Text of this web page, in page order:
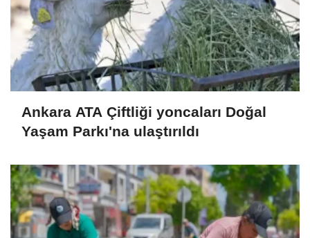
Ankara ATA Çiftliği yoncaları Doğal
Yaşam Parkı'na ulaştırıldı